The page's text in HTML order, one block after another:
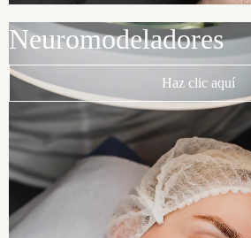
Neuromodeladores
Haz clic aquí